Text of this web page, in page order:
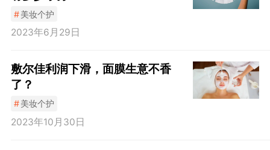
#美妆个护
2023年6月29日
敷尔佳利润下滑，面膜生意不香
了？
#美妆个护
2023年10月30日